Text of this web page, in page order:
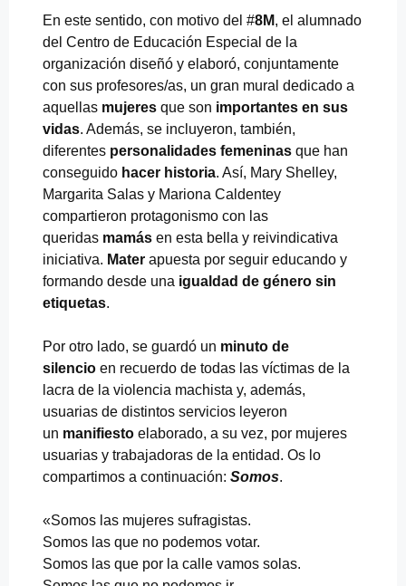
En este sentido, con motivo del #8M, el alumnado
del Centro de Educación Especial de la
organización diseñó y elaboró, conjuntamente
con sus profesores/as, un gran mural dedicado a
aquellas mujeres que son importantes en sus
vidas. Además, se incluyeron, también,
diferentes personalidades femeninas que han
conseguido hacer historia. Así, Mary Shelley,
Margarita Salas y Mariona Caldentey
compartieron protagonismo con las
queridas mamás en esta bella y reivindicativa
iniciativa. Mater apuesta por seguir educando y
formando desde una igualdad de género sin
etiquetas.
Por otro lado, se guardó un minuto de
silencio en recuerdo de todas las víctimas de la
lacra de la violencia machista y, además,
usuarias de distintos servicios leyeron
un manifiesto elaborado, a su vez, por mujeres
usuarias y trabajadoras de la entidad. Os lo
compartimos a continuación: Somos.
«Somos las mujeres sufragistas.
Somos las que no podemos votar.
Somos las que por la calle vamos solas.